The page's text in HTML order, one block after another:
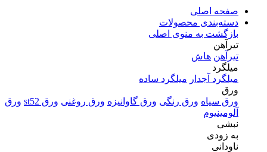
صفحه اصلی
دسته‌بندی محصولات
بازگشت به منوی اصلی
تیرآهن
تیرآهن هاش
میلگرد
میلگرد آجدار میلگرد ساده
ورق
ورق سیاه ورق رنگی ورق گاوانیزه ورق روغنی ورق st52
ورق
آلومینیوم
نبشی
به زودی
ناودانی